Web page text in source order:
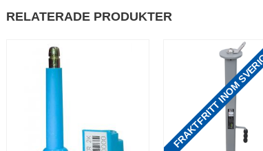
RELATERADE PRODUKTER
FRAKTFRITT